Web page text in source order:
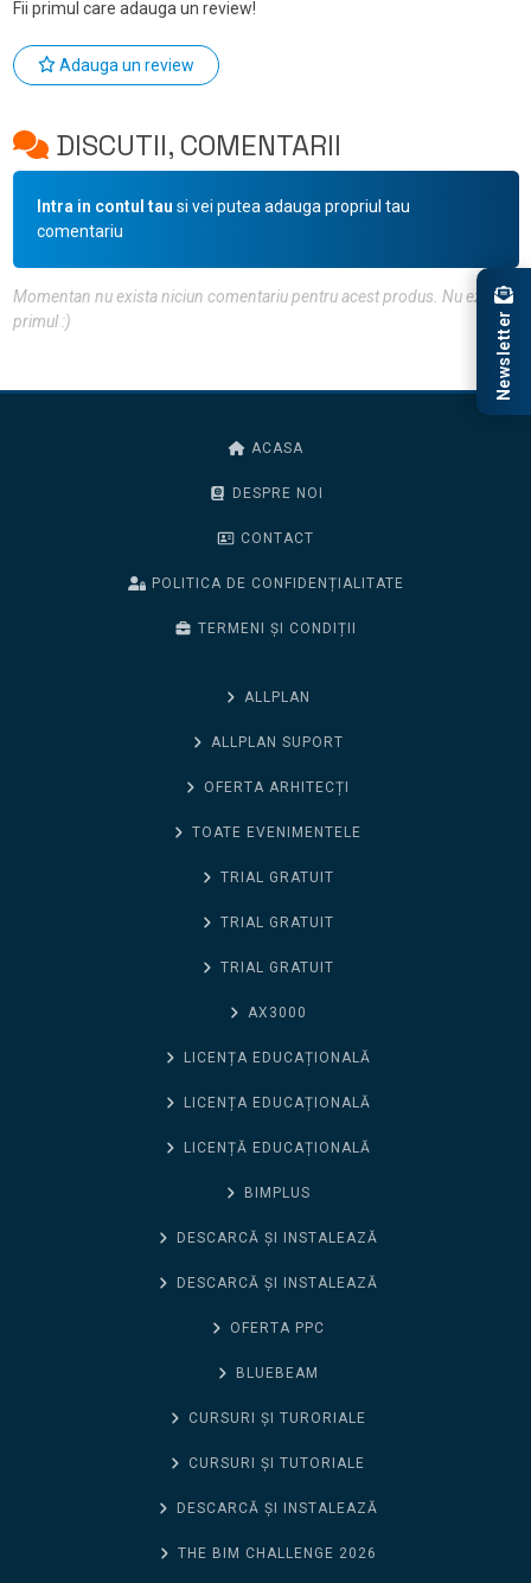
Fii primul care adauga un review!
Adauga un review
DISCUTII, COMENTARII
Intra in contul tau si vei putea adauga propriul tau
comentariu
Momentan nu exista niciun comentariu pentru acest produs. Nu ezita, fii
primul :)
ACASA
DESPRE NOI
CONTACT
POLITICA DE CONFIDENȚIALITATE
TERMENI ȘI CONDIȚII
ALLPLAN
ALLPLAN SUPORT
OFERTA ARHITECȚI
TOATE EVENIMENTELE
TRIAL GRATUIT
TRIAL GRATUIT
TRIAL GRATUIT
AX3000
LICENȚA EDUCAȚIONALĂ
LICENȚA EDUCAȚIONALĂ
LICENȚĂ EDUCAȚIONALĂ
BIMPLUS
DESCARCĂ ȘI INSTALEAZĂ
DESCARCĂ ȘI INSTALEAZĂ
OFERTA PPC
BLUEBEAM
CURSURI ȘI TURORIALE
CURSURI ȘI TUTORIALE
DESCARCĂ ȘI INSTALEAZĂ
THE BIM CHALLENGE 2026
Newsletter